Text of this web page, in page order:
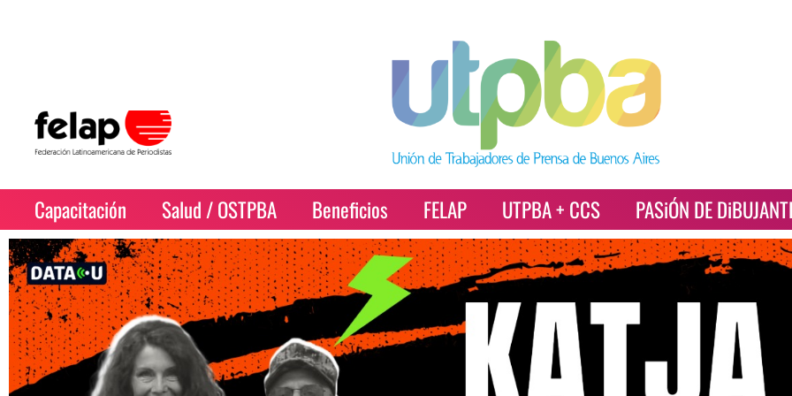
Capacitación Salud / OSTPBA Beneficios FELAP UTPBA + CCS PASiÓN DE